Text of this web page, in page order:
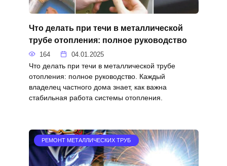
Что делать при течи в металлической
трубе отопления: полное руководство
164 04.01.2025
Что делать при течи в металлической трубе
отопления: полное руководство. Каждый
владелец частного дома знает, как важна
стабильная работа системы отопления.
РЕМОНТ МЕТАЛЛИЧЕСКИХ ТРУБ